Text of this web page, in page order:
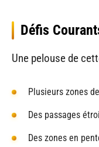
Défis
Une pelouse de
Plusieurs zones
Des passages
Des zones en